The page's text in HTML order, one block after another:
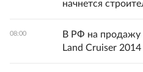
начнется
08:00
В РФ на продажу
Land Cruiser